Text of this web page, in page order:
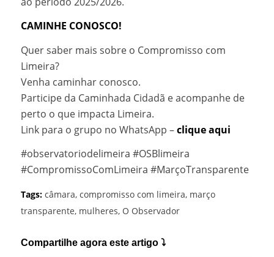
CAMINHE CONOSCO!
Quer saber mais sobre o Compromisso com
Limeira?
Venha caminhar conosco.
Participe da Caminhada Cidadã e acompanhe de
perto o que impacta Limeira.
Link para o grupo no WhatsApp –clique aqui
#observatoriodelimeira #OSBlimeira
#CompromissoComLimeira #MarçoTransparente
Tags: câmara, compromisso com limeira, março
transparente, mulheres, O Observador
Compartilhe agora este artigo ⤵